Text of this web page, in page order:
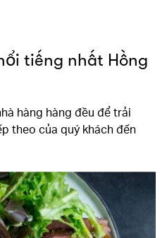
tiếng nhất Hồng
hàng hàng đều để trải
theo của quý khách đến